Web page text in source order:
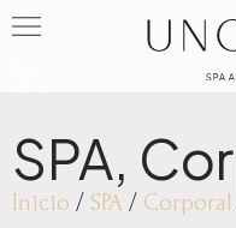
SPA,
Inicio / SPA / Corporal